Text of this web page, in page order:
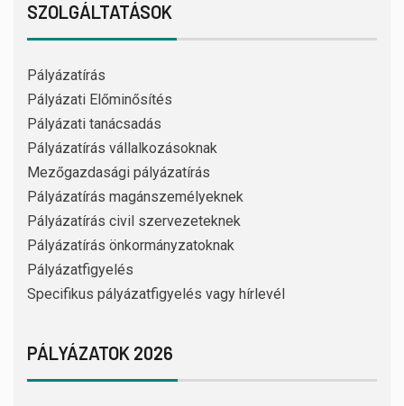
SZOLGÁLTATÁSOK
Pályázatírás
Pályázati Előminősítés
Pályázati tanácsadás
Pályázatírás vállalkozásoknak
Mezőgazdasági pályázatírás
Pályázatírás magánszemélyeknek
Pályázatírás civil szervezeteknek
Pályázatírás önkormányzatoknak
Pályázatfigyelés
Specifikus pályázatfigyelés vagy hírlevél
PÁLYÁZATOK 2026